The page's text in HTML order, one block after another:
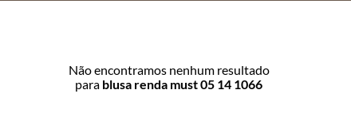
Não encontramos nenhum resultado
para blusa renda must 05 14 1066